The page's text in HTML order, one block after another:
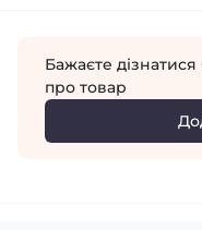
Бажаєте
про товар